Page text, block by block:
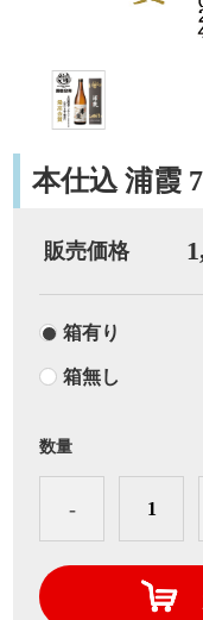
本仕込 浦霞
販売価格
箱有り
箱無し
数量
-